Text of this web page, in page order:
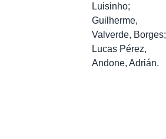
Luisinho;
Guilherme,
Valverde, Borges;
Lucas Pérez,
Andone, Adrián.